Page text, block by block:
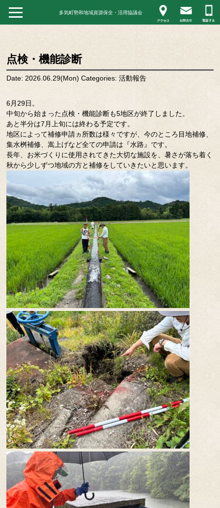
多気町勢和地域資源保全・活用協議会
点検・機能診断
Date: 2026.06.29(Mon) Categories:活動報告
6月29日。
中旬から始まった点検・機能診断も5地区が終了しました。
あと半分は7月上旬には終わる予定です。
地区によって補修申請ヵ所数は様々ですが、今のところ目地補修、
集水桝補修、嵩上げなど全ての申請は『水路』です。
長年、お米づくりに使用されてきた大切な施設を、暑さが落ち着く
秋から少しずつ地域の方と補修をしていきたいと思います。